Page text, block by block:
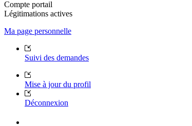
Compte portail
Légitimations actives
Ma page personnelle
Suivi des demandes
Mise à jour du profil
Déconnexion